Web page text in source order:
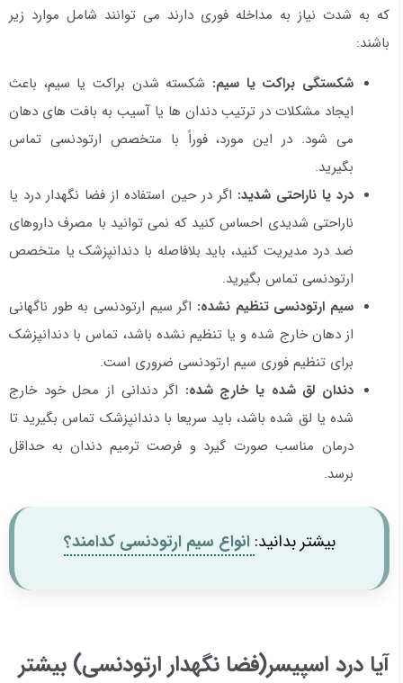
که به شدت نیاز به مداخله فوری دارند می توانند شامل موارد زیر
باشند:
شکستگی براکت یا سیم: شکسته شدن براکت یا سیم، باعث
ایجاد مشکلات در ترتیب دندان ها یا آسیب به بافت های دهان
می شود. در این مورد، فوراً با متخصص ارتودنسی تماس
بگیرید.
درد یا ناراحتی شدید: اگر در حین استفاده از فضا نگهدار درد یا
ناراحتی شدیدی احساس کنید که نمی توانید با مصرف داروهای
ضد درد مدیریت کنید، باید بلافاصله با دندانپزشک یا متخصص
ارتودنسی تماس بگیرید.
سیم ارتودنسی تنظیم نشده: اگر سیم ارتودنسی به طور ناگهانی
از دهان خارج شده و یا تنظیم نشده باشد، تماس با دندانپزشک
برای تنظیم فوری سیم ارتودنسی ضروری است.
دندان لق شده یا خارج شده: اگر دندانی از محل خود خارج
شده یا لق شده باشد، باید سریعا با دندانپزشک تماس بگیرید تا
درمان مناسب صورت گیرد و فرصت ترمیم دندان به حداقل
برسد.
بیشتر بدانید: انواع سیم ارتودنسی کدامند؟
آیا درد اسپیسر(فضا نگهدار ارتودنسی) بیشتر